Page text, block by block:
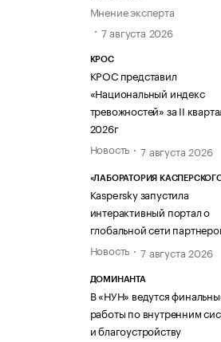
Мнение эксперта
7 августа 2026
КРОС
КРОС представил
«Национальный индекс
тревожностей» за II
2026г
Новость
7 августа 2026
«ЛАБОРАТОРИЯ
Kaspersky запустила
интерактивный портал о
глобальной сети
Новость
7 августа 2026
ДОМИНАНТА
В «НУН» ведутся
работы по внутренним
и благоустройству